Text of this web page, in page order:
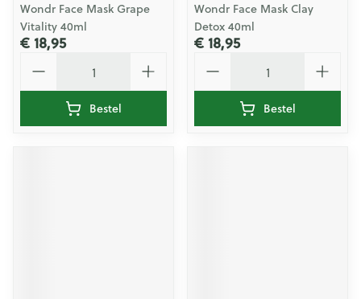
Wondr Face Mask Grape
Vitality 40ml
€ 18,95
Bestel
Wondr Face Mask Clay
Detox 40ml
€ 18,95
Bestel